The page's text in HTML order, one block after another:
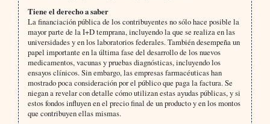
Tiene el derecho a saber
La financiación pública de los contribuyentes no sólo hace posible la
mayor parte de la I+D temprana, incluyendo la que se realiza en las
universidades y en los laboratorios federales. También desempeña un
papel importante en la última fase del desarrollo de los nuevos
medicamentos, vacunas y pruebas diagnósticas, incluyendo los
ensayos clínicos. Sin embargo, las empresas farmacéuticas han
mostrado poca consideración por el público que paga la factura. Se
niegan a revelar con detalle cómo utilizan estas ayudas públicas, y si
estos fondos influyen en el precio final de un producto y en los montos
que contribuyen ellas mismas.